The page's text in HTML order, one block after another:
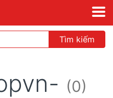
Tìm kiếm
(0)